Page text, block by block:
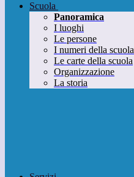
Scuola
Panoramica
I luoghi
Le persone
I numeri della scuola
Le carte della scuola
Organizzazione
La storia